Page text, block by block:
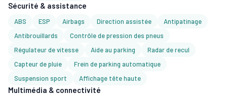
Sécurité & assistance
ABS ESP Airbags Direction assistée
Antipatinage
Antibrouillards
Contrôle de pression des pneus
Régulateur de vitesse
Aide au parking
Radar de recul
Capteur de pluie
Frein de parking automatique
Suspension sport
Affichage tête haute
Multimédia & connectivité